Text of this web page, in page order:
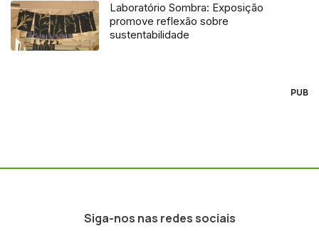
Laboratório Sombra: Exposição
promove reflexão sobre
sustentabilidade
PUB
Siga-nos nas redes sociais